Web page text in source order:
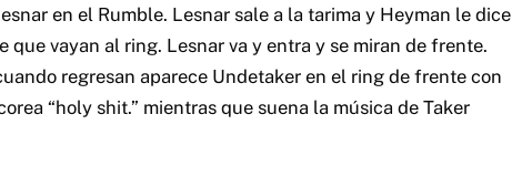
en el Rumble. Lesnar sale a la tarima y Heyman le dice
que vayan al ring. Lesnar va y entra y se miran de frente.
regresan aparece Undetaker en el ring de frente con
“holy shit.” mientras que suena la música de Taker